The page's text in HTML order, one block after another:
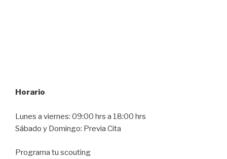
Horario
Lunes a viernes: 09:00 hrs a 18:00 hrs
Sábado y Domingo: Previa Cita
Programa tu scouting